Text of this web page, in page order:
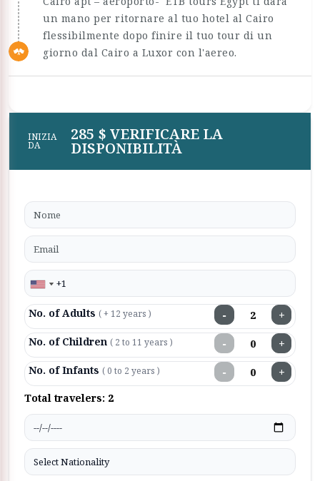
un mano per ritornare al tuo hotel al Cairo
flessibilmente dopo finire il tuo tour di un
giorno dal Cairo a Luxor con l'aereo.
INIZIA
DA
285 $ VERIFICARE LA
DISPONIBILITÀ
No. of Adults ( + 12 years ) − +
No. of Children ( 2 to 11 years ) − +
No. of Infants ( 0 to 2 years ) − +
Total travelers: 2